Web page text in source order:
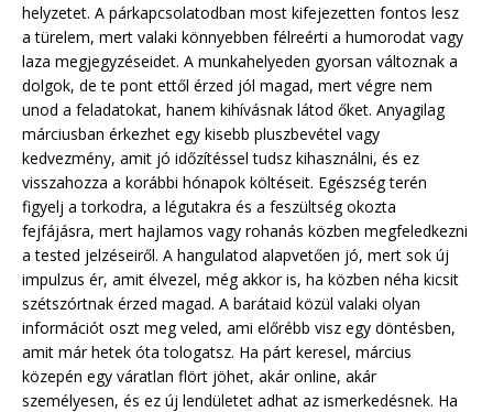
helyzetet. A párkapcsolatodban most kifejezetten fontos lesz
a türelem, mert valaki könnyebben félreérti a humorodat vagy
laza megjegyzéseidet. A munkahelyeden gyorsan változnak a
dolgok, de te pont ettől érzed jól magad, mert végre nem
unod a feladatokat, hanem kihívásnak látod őket. Anyagilag
márciusban érkezhet egy kisebb pluszbevétel vagy
kedvezmény, amit jó időzítéssel tudsz kihasználni, és ez
visszahozza a korábbi hónapok költéseit. Egészség terén
figyelj a torkodra, a légutakra és a feszültség okozta
fejfájásra, mert hajlamos vagy rohanás közben megfeledkezni
a tested jelzéseiről. A hangulatod alapvetően jó, mert sok új
impulzus ér, amit élvezel, még akkor is, ha közben néha kicsit
szétszórtnak érzed magad. A barátaid közül valaki olyan
információt oszt meg veled, ami előrébb visz egy döntésben,
amit már hetek óta tologatsz. Ha párt keresel, március
közepén egy váratlan flört jöhet, akár online, akár
személyesen, és ez új lendületet adhat az ismerkedésnek. Ha